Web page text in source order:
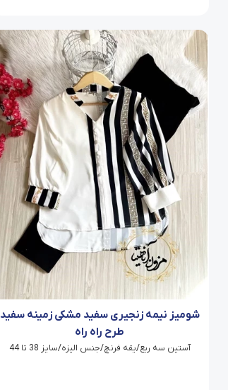
شومیز نیمه زنجیری سفید مشکی زمینه سفید
طرح راه راه
آستین سه ربع/یقه فرنچ/جنس الیزه/سایز 38 تا 44